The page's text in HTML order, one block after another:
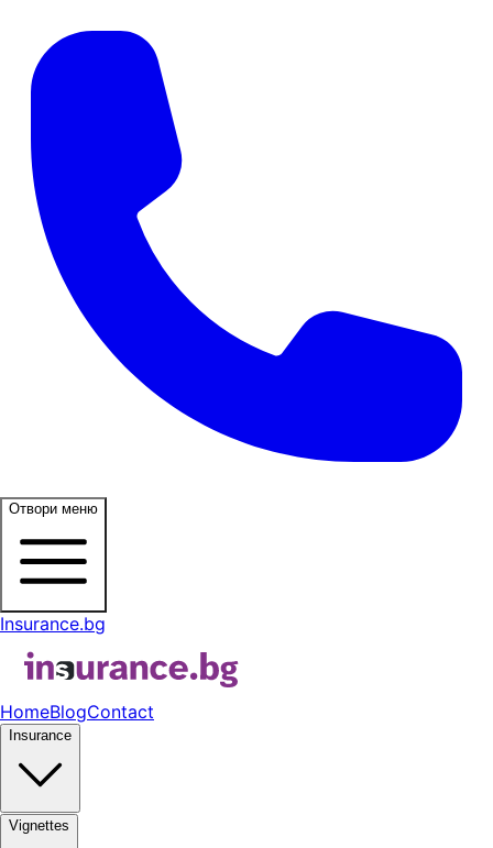
Отвори меню
Insurance.bg
HomeBlogContact
Insurance
Vignettes